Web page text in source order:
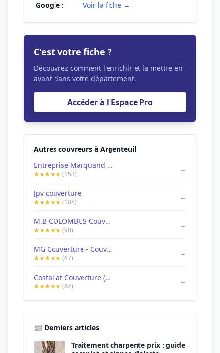
Google :
Voir la fiche →
C'est votre fiche ?
Découvrez comment l'enrichir et la mettre en
avant dans votre département.
Accéder à l'Espace Pro
Autres couvreurs à Argenteuil
Entreprise Marquand couvreur 95 Argenteuil
★★★★★ (153)
→
Jpv couverture
★★★★★ (105)
→
M.B COLOMBUS Couvreur 95 Argenteuil
★★★★★ (90)
→
MG Couverture - Couvreurs zingueurs
★★★★★ (67)
→
Costallat Couverture (95)
★★★★★ (62)
→
📰 Derniers articles
Traitement charpente prix : guide